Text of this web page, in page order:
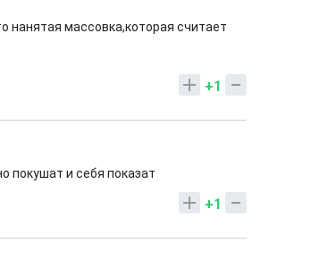
нанятая массовка,которая считает
+1
покушат и себя показат
+1